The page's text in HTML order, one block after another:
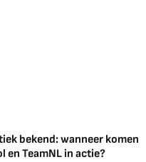
bekend: wanneer komen
en TeamNL in actie?